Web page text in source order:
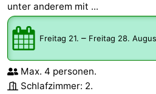
unter anderem mit ...
Freitag 21. – Freitag 28.
Max. 4 personen.
Schlafzimmer: 2.